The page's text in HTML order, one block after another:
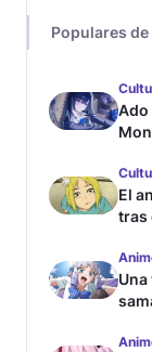
Populares
Ado
El
tras